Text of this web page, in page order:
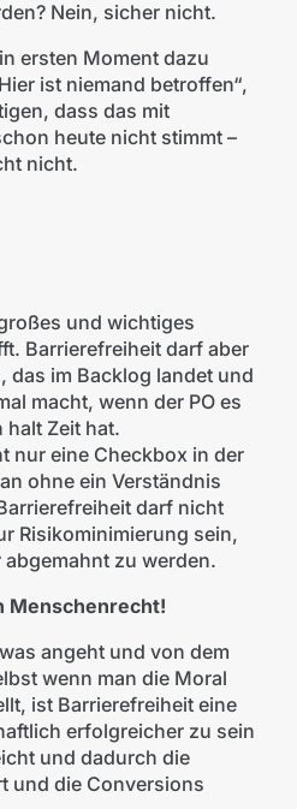
Nein, sicher nicht.
ersten Moment dazu
ist niemand betroffen“,
dass das mit
heute nicht stimmt –
nicht.
und wichtiges
Barrierefreiheit darf aber
das im Backlog landet und
macht, wenn der PO es
Zeit hat.
nur eine Checkbox in der
ohne ein Verständnis
darf nicht
Risikominimierung sein,
zu werden.
Menschenrecht!
angeht und von dem
wenn man die Moral
ist Barrierefreiheit eine
erfolgreicher zu sein
und dadurch die
und die Conversions